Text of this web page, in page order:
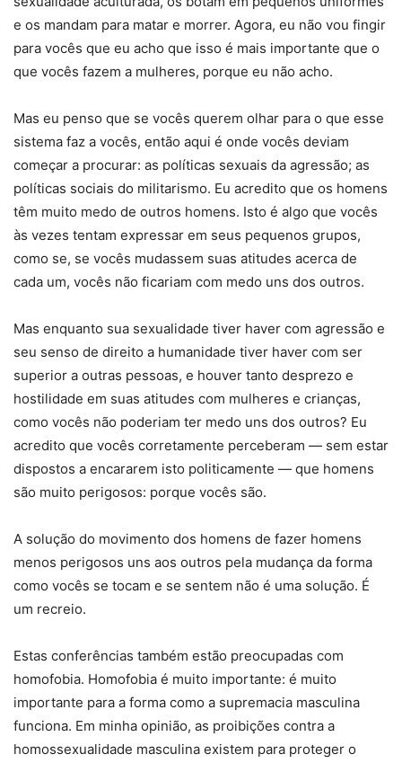
e os mandam para matar e morrer. Agora, eu não vou fingir
para vocês que eu acho que isso é mais importante que o
que vocês fazem a mulheres, porque eu não acho.
Mas eu penso que se vocês querem olhar para o que esse
sistema faz a vocês, então aqui é onde vocês deviam
começar a procurar: as políticas sexuais da agressão; as
políticas sociais do militarismo. Eu acredito que os homens
têm muito medo de outros homens. Isto é algo que vocês
às vezes tentam expressar em seus pequenos grupos,
como se, se vocês mudassem suas atitudes acerca de
cada um, vocês não ficariam com medo uns dos outros.
Mas enquanto sua sexualidade tiver haver com agressão e
seu senso de direito a humanidade tiver haver com ser
superior a outras pessoas, e houver tanto desprezo e
hostilidade em suas atitudes com mulheres e crianças,
como vocês não poderiam ter medo uns dos outros? Eu
acredito que vocês corretamente perceberam — sem estar
dispostos a encararem isto politicamente — que homens
são muito perigosos: porque vocês são.
A solução do movimento dos homens de fazer homens
menos perigosos uns aos outros pela mudança da forma
como vocês se tocam e se sentem não é uma solução. É
um recreio.
Estas conferências também estão preocupadas com
homofobia. Homofobia é muito importante: é muito
importante para a forma como a supremacia masculina
funciona. Em minha opinião, as proibições contra a
homossexualidade masculina existem para proteger o